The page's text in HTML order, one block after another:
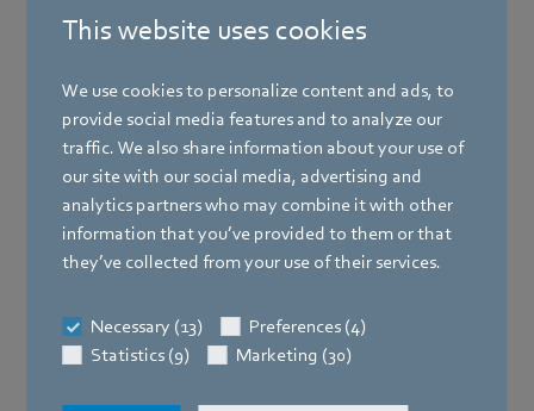
This website uses cookies
We use cookies to personalize content and ads, to
provide social media features and to analyze our
traffic. We also share information about your use of
our site with our social media, advertising and
analytics partners who may combine it with other
information that you’ve provided to them or that
they’ve collected from your use of their services.
Necessary (13)
Preferences (4)
Statistics (9)
Marketing (30)